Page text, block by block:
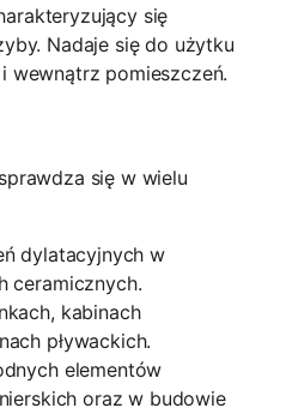
się
Nadaje się do użytku
wewnątrz pomieszczeń.
się w wielu
dylatacyjnych w
ceramicznych.
kabinach
pływackich.
elementów
oraz w budowie